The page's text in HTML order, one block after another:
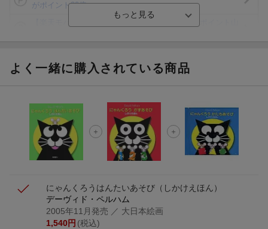
がポイント20倍
ト山分け
エントリー＆3,000円以上購入で無料データSIM（3GB/月プ
ラン）が当たる！
楽天モバイル紹介キャンペーンの拡散で300円OFFクーポン
進呈
よく一緒に購入されている商品
にゃんくろうはんたいあそび （しかけえほん）
デーヴィド・ペルハム
2005年11月発売 ／ 大日本絵画
1,540円 (税込)